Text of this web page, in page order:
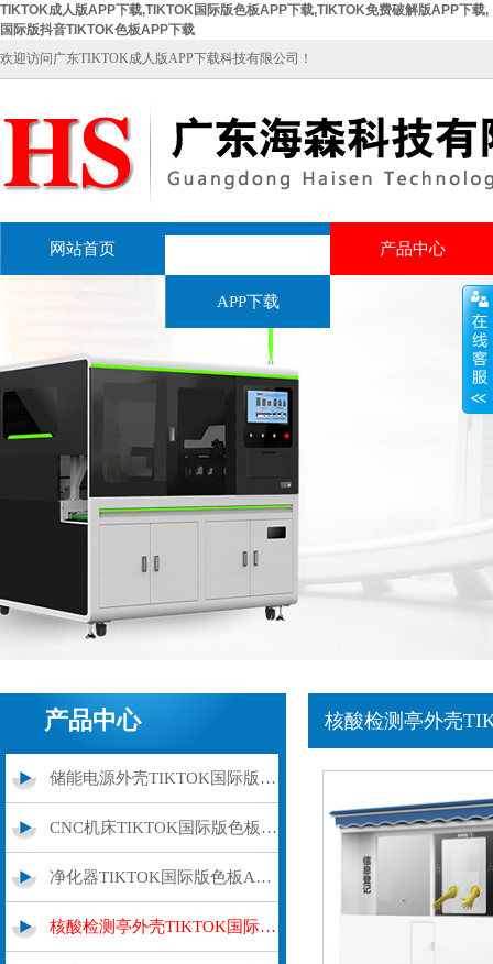
TIKTOK成人版APP下载,TIKTOK国际版色板APP下载,TIKTOK免费破解版APP下载,
国际版抖音TIKTOK色板APP下载
欢迎访问广东TIKTOK成人版APP下载科技有限公司！
网站首页
APP下载
产品中心
产品中心
储能电源外壳TIKTOK国际版色板APP下载
CNC机床TIKTOK国际版色板APP下载外罩
净化器TIKTOK国际版色板APP下载外壳
核酸检测亭外壳TIKTOK国际版色板APP下载
核酸检测亭外壳